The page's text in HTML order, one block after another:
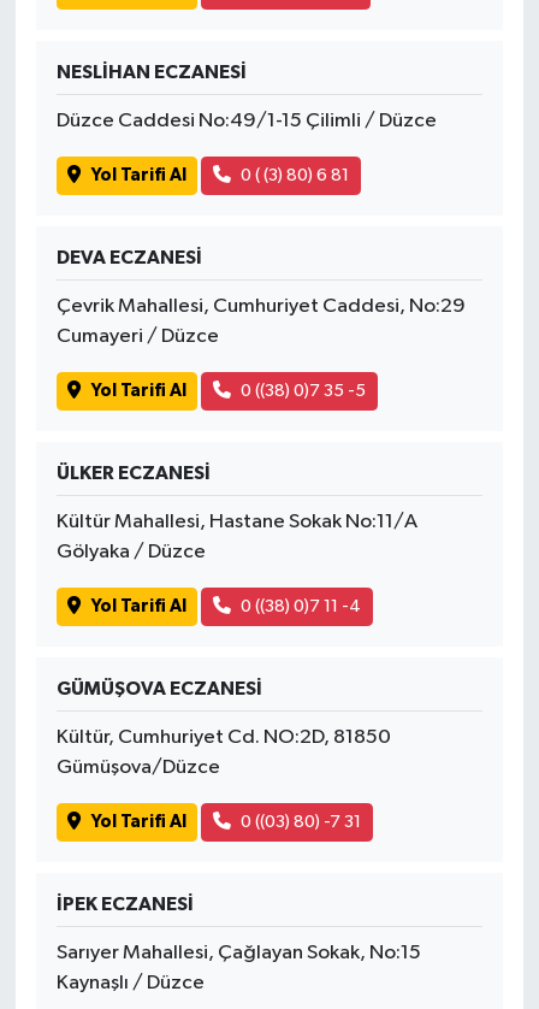
NESLİHAN ECZANESİ
Düzce Caddesi No:49/1-15 Çilimli / Düzce
Yol Tarifi Al 0 ( (3) 80) 6 81
DEVA ECZANESİ
Çevrik Mahallesi, Cumhuriyet Caddesi, No:29
Cumayeri / Düzce
Yol Tarifi Al 0 ((38) 0)7 35 -5
ÜLKER ECZANESİ
Kültür Mahallesi, Hastane Sokak No:11/A
Gölyaka / Düzce
Yol Tarifi Al 0 ((38) 0)7 11 -4
GÜMÜŞOVA ECZANESİ
Kültür, Cumhuriyet Cd. NO:2D, 81850
Gümüşova/Düzce
Yol Tarifi Al 0 ((03) 80) -7 31
İPEK ECZANESİ
Sarıyer Mahallesi, Çağlayan Sokak, No:15
Kaynaşlı / Düzce